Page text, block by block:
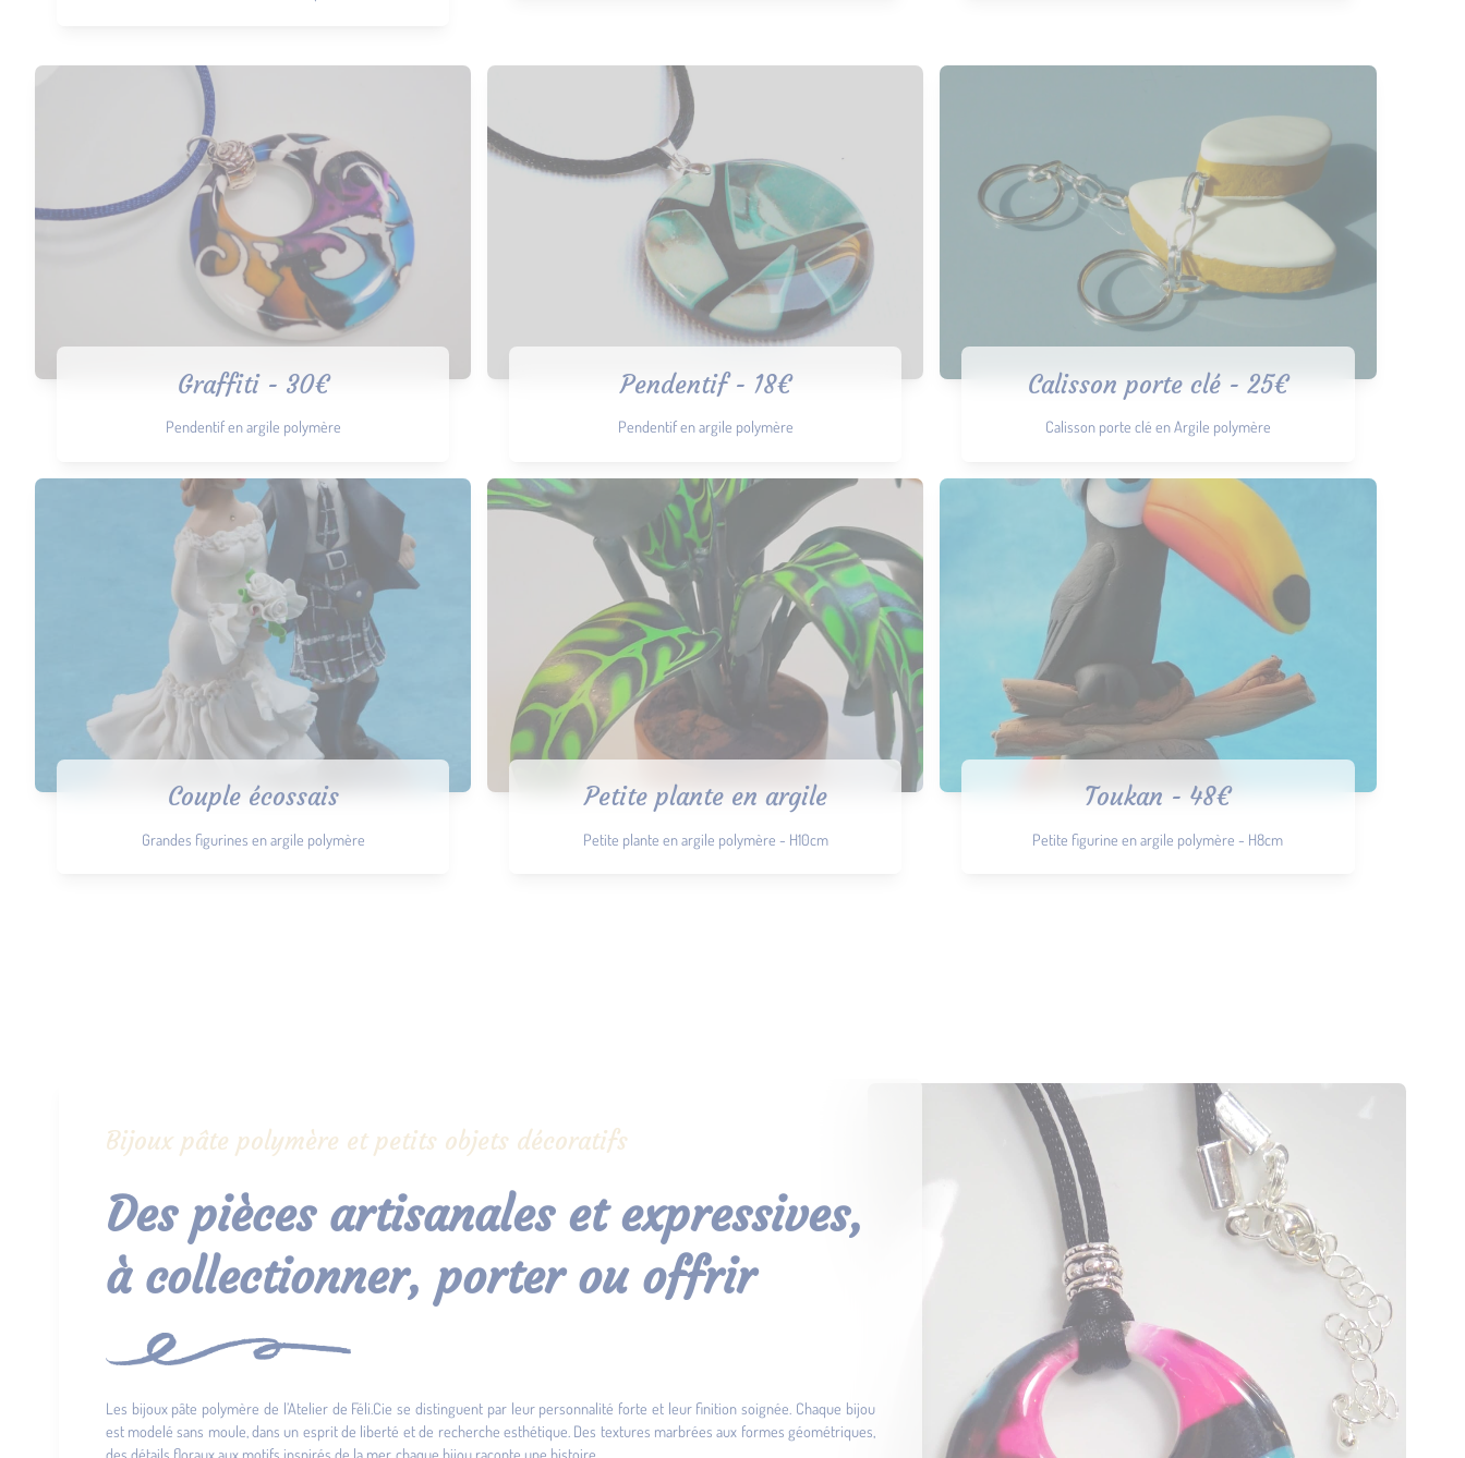
Graffiti - 30€
Pendentif en argile polymère
Pendentif - 18€
Pendentif en argile polymère
Calisson porte clé - 25€
Calisson porte clé en Argile polymère
Couple écossais
Grandes figurines en argile polymère
Petite plante en argile
Petite plante en argile polymère - H10cm
Toukan - 48€
Petite figurine en argile polymère - H8cm
Bijoux pâte polymère et petits objets décoratifs
Des pièces artisanales et expressives,
à collectionner, porter ou offrir
Les bijoux pâte polymère de l’Atelier de Féli.Cie se distinguent par leur personnalité forte et leur finition soignée. Chaque bijou
est modelé sans moule, dans un esprit de liberté et de recherche esthétique. Des textures marbrées aux formes géométriques,
des détails floraux aux motifs inspirés de la mer, chaque bijou raconte une histoire.